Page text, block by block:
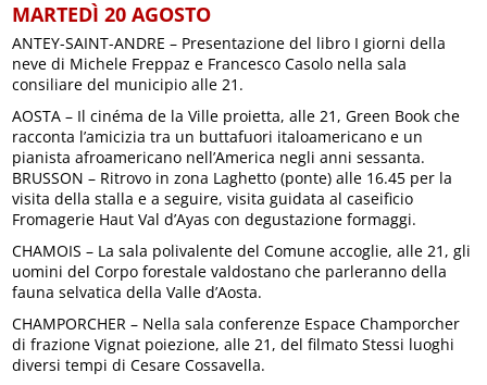
MARTEDÌ 20 AGOSTO
ANTEY-SAINT-ANDRE – Presentazione del libro I giorni della
neve di Michele Freppaz e Francesco Casolo nella sala
consiliare del municipio alle 21.
AOSTA – Il cinéma de la Ville proietta, alle 21, Green Book che
racconta l’amicizia tra un buttafuori italoamericano e un
pianista afroamericano nell’America negli anni sessanta.
BRUSSON – Ritrovo in zona Laghetto (ponte) alle 16.45 per la
visita della stalla e a seguire, visita guidata al caseificio
Fromagerie Haut Val d’Ayas con degustazione formaggi.
CHAMOIS – La sala polivalente del Comune accoglie, alle 21, gli
uomini del Corpo forestale valdostano che parleranno della
fauna selvatica della Valle d’Aosta.
CHAMPORCHER – Nella sala conferenze Espace Champorcher
di frazione Vignat poiezione, alle 21, del filmato Stessi luoghi
diversi tempi di Cesare Cossavella.